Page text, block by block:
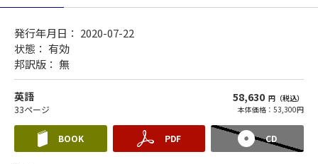
発行年月日： 2020-07-22
状態： 有効
邦訳版： 無
英語
33ページ
58,630 円（税込）
本体価格：53,300円
BOOK PDF CD